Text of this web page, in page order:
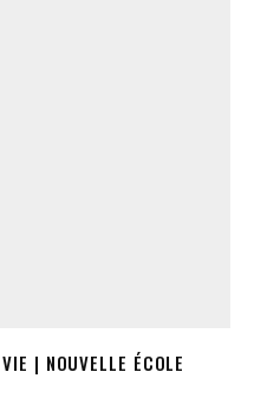
| NOUVELLE ÉCOLE